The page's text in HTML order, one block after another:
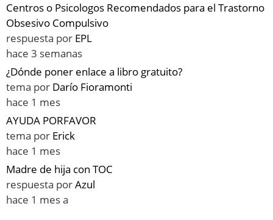
Centros o Psicologos Recomendados para el Trastorno
Obsesivo Compulsivo
respuesta por EPL
hace 3 semanas
¿Dónde poner enlace a libro gratuito?
tema por Darío Fioramonti
hace 1 mes
AYUDA PORFAVOR
tema por Erick
hace 1 mes
Madre de hija con TOC
respuesta porAzul
hace 1 mes a